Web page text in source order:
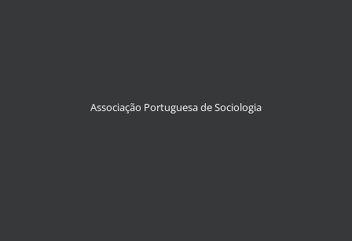
Associação Portuguesa de Sociologia